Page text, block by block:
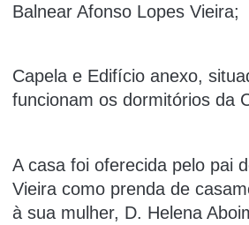
Balnear Afonso Lopes Vieira;
Capela e Edifício anexo,
funcionam os dormitórios da
A casa foi oferecida pelo pai
Vieira como prenda de
à sua mulher, D. Helena